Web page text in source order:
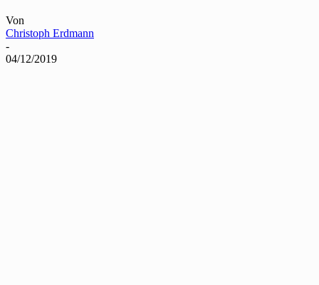
Von
Christoph Erdmann
-
04/12/2019